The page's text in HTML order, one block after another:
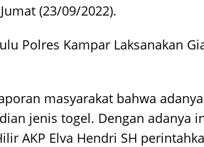
(23/09/2022).
Polres Kampar Laksanakan
masyarakat bahwa
jenis togel. Dengan adanya
AKP Elva Hendri SH